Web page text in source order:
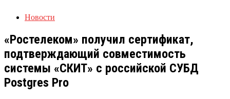
Новости
«Ростелеком» получил сертификат,
подтверждающий совместимость
системы «СКИТ» с российской СУБД
Postgres Pro